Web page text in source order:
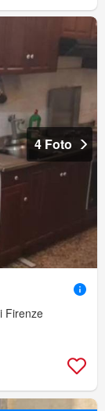
4 Foto
Firenze